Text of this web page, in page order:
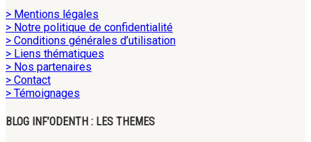
> Mentions légales
> Notre politique de confidentialité
> Conditions générales d’utilisation
> Liens thématiques
> Nos partenaires
> Contact
> Témoignages
BLOG INF’ODENTH : LES THEMES